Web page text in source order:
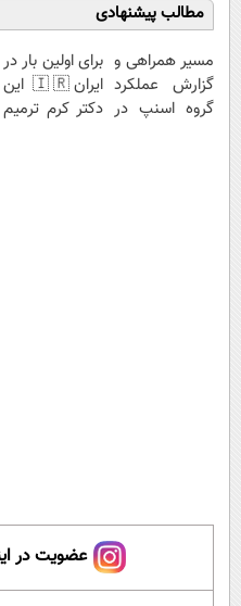
مطالب پیشنهادی
مسیر همراهی و
گزارش عملکرد
گروه اسنپ در
برای اولین بار در
ایران🇮🇷 این
دکتر کرم ترمیم
عضویت در